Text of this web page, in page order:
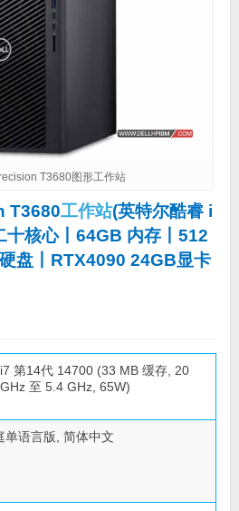
T3680图形工作站
T3680工作站(英特尔酷睿 i
核心丨64GB 内存丨512
盘丨RTX4090 24GB显卡
第14代 14700 (33 MB 缓存, 20
至 5.4 GHz, 65W)
单语言版, 简体中文